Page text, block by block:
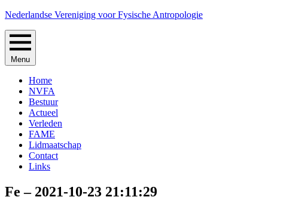
Skip
content
Nederlandse Vereniging voor Fysische Antropologie
Menu
Home
NVFA
Bestuur
Actueel
Verleden
FAME
Lidmaatschap
Contact
Links
Fe – 2021-10-23 21:11:29